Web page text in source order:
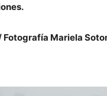
Fotografía Mariela